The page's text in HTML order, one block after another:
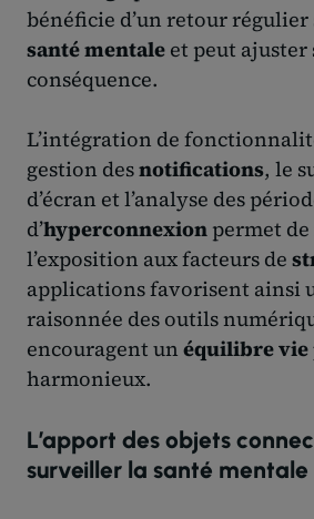
bénéficie d’un retour régulier
santé mentale et peut ajuster
conséquence.
L’intégration de
gestion desnotifications, le
d’écran et l’analyse des
d’hyperconnexion permet
l’exposition aux facteurs de
applications favorisent ainsi
raisonnée des outils
encouragent un équilibre vie
harmonieux.
L’apport des objets
surveiller la santé mentale